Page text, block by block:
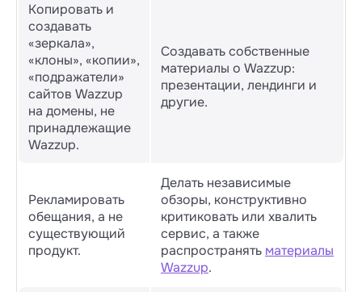
Копировать и
создавать
«зеркала»,
«клоны», «копии»,
«подражатели»
сайтов Wazzup
на домены, не
принадлежащие
Wazzup.
Создавать собственные
материалы о Wazzup:
презентации, лендинги и
другие.
Рекламировать
обещания, а не
существующий
продукт.
Делать независимые
обзоры, конструктивно
критиковать или хвалить
сервис, а также
распространять материалы
Wazzup.